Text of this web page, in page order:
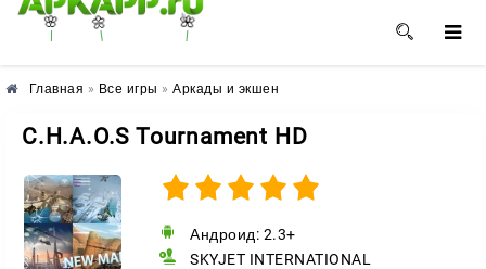
🌸 🌼 🌺
Главная » Все игры » Аркады и экшен
C.H.A.O.S Tournament HD
Андроид: 2.3+
SKYJET INTERNATIONAL